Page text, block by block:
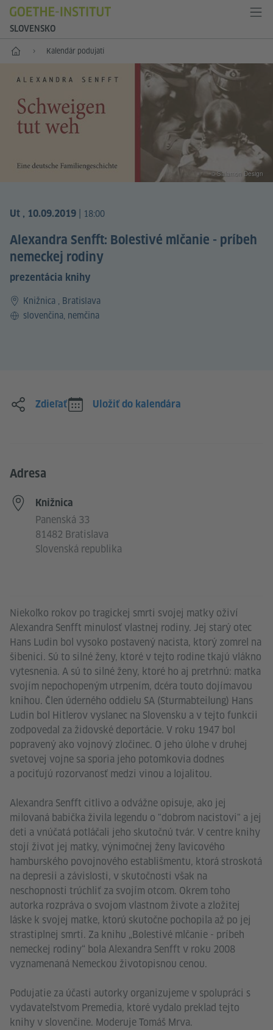
SLOVENSKO
Štart Kalendár podujatí
Ut , 10.09.2019 18:00
Alexandra Senfft: Bolestivé mlčanie - príbeh
nemeckej rodiny
prezentácia knihy
Knižnica , Bratislava
Jazykslovenčina, nemčina
© Salamon Design
Niekoľko rokov po tragickej smrti svojej matky oživí
Alexandra Senfft minulosť vlastnej rodiny. Jej starý otec
Hans Ludin bol vysoko postavený nacista, ktorý zomrel na
šibenici. Sú to silné ženy, ktoré v tejto rodine tkajú vlákno
vytesnenia. A sú to silné ženy, ktoré ho aj pretrhnú: matka
svojím nepochopeným utrpením, dcéra touto dojímavou
knihou. Člen úderného oddielu SA (Sturmabteilung) Hans
Ludin bol Hitlerov vyslanec na Slovensku a v tejto funkcii
zodpovedal za židovské deportácie. V roku 1947 bol
popravený ako vojnový zločinec. O jeho úlohe v druhej
svetovej vojne sa sporia jeho potomkovia dodnes
a pociťujú rozorvanosť medzi vinou a lojalitou.
Alexandra Senfft citlivo a odvážne opisuje, ako jej
milovaná babička živila legendu o "dobrom nacistovi" a jej
deti a vnúčatá potláčali jeho skutočnú tvár. V centre knihy
stojí život jej matky, výnimočnej ženy ľavicového
hamburského povojnového establišmentu, ktorá stroskotá
na depresii a závislosti, v skutočnosti však na
neschopnosti trúchliť za svojím otcom. Okrem toho
autorka rozpráva o svojom vlastnom živote a zložitej
láske k svojej matke, ktorú skutočne pochopila až po jej
strastiplnej smrti. Za knihu „Bolestivé mlčanie - príbeh
nemeckej rodiny“ bola Alexandra Senfft v roku 2008
vyznamenaná Nemeckou životopisnou cenou.
Podujatie za účasti autorky organizujeme v spolupráci s
vydavateľstvom Premedia, ktoré vydalo preklad tejto
knihy v slovenčine. Moderuje Tomáš Mrva.
Zdieľať Uložiť do kalendára
Adresa
Knižnica
Panenská 33
81482 Bratislava
Slovenská republika